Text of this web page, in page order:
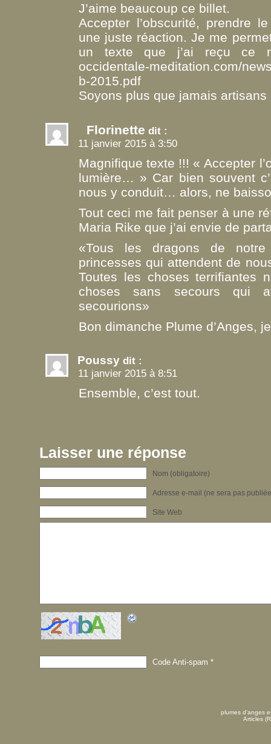
J’aime beaucoup ce billet.
Accepter l’obscurité, prendre
une juste réaction. Je me
un texte que j’ai reçu
occidentale-meditation.com/
b-2015.pdf
Soyons plus que jamais artisans
Florinette dit :
11 janvier 2015 à 3:50
Magnifique texte !!! « Accepter
lumière… » Car bien souvent
nous y conduit… alors, ne
Tout ceci me fait penser à une
Maria Rike que j’ai envie de
«Tous les dragons de
princesses qui attendent de
Toutes les choses terrifiantes
choses sans secours qui
secourions»
Bon dimanche Plume d’Anges,
Poussy dit :
11 janvier 2015 à 8:51
Ensemble, c’est tout.
Laisser une réponse
Nom (obligatoire)
Adresse e-mail (ne sera pas
Site Web
Code Anti-spam *
plumes d'anges
Articles